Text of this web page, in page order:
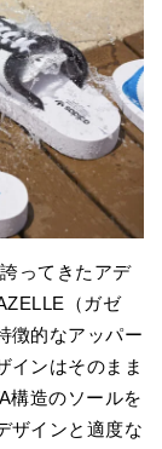
ってきたアデ
（ガゼ
徴的なアッパー
インはそのまま
構造のソールを
ザインと適度な